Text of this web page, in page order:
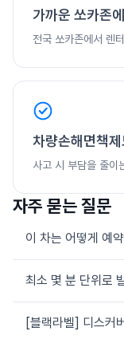
가까운 쏘카존
전국 쏘카존에서 렌
차량손해면책제
사고 시 부담을 줄이
자주 묻는 질문
이 차는 어떻게 예
쏘카 앱 또는 웹에
최소 몇 분 단위로
10분 단위로 원하
[블랙라벨] 디스커